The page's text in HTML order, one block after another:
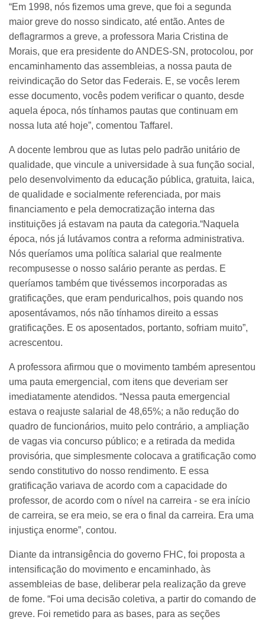
“Em 1998, nós fizemos uma greve, que foi a segunda
maior greve do nosso sindicato, até então. Antes de
deflagrarmos a greve, a professora Maria Cristina de
Morais, que era presidente do ANDES-SN, protocolou, por
encaminhamento das assembleias, a nossa pauta de
reivindicação do Setor das Federais. E, se vocês lerem
esse documento, vocês podem verificar o quanto, desde
aquela época, nós tínhamos pautas que continuam em
nossa luta até hoje”, comentou Taffarel.
A docente lembrou que as lutas pelo padrão unitário de
qualidade, que vincule a universidade à sua função social,
pelo desenvolvimento da educação pública, gratuita, laica,
de qualidade e socialmente referenciada, por mais
financiamento e pela democratização interna das
instituições já estavam na pauta da categoria.“Naquela
época, nós já lutávamos contra a reforma administrativa.
Nós queríamos uma política salarial que realmente
recompusesse o nosso salário perante as perdas. E
queríamos também que tivéssemos incorporadas as
gratificações, que eram penduricalhos, pois quando nos
aposentávamos, nós não tínhamos direito a essas
gratificações. E os aposentados, portanto, sofriam muito”,
acrescentou.
A professora afirmou que o movimento também apresentou
uma pauta emergencial, com itens que deveriam ser
imediatamente atendidos. “Nessa pauta emergencial
estava o reajuste salarial de 48,65%; a não redução do
quadro de funcionários, muito pelo contrário, a ampliação
de vagas via concurso público; e a retirada da medida
provisória, que simplesmente colocava a gratificação como
sendo constitutivo do nosso rendimento. E essa
gratificação variava de acordo com a capacidade do
professor, de acordo com o nível na carreira - se era início
de carreira, se era meio, se era o final da carreira. Era uma
injustiça enorme”, contou.
Diante da intransigência do governo FHC, foi proposta a
intensificação do movimento e encaminhado, às
assembleias de base, deliberar pela realização da greve
de fome. “Foi uma decisão coletiva, a partir do comando de
greve. Foi remetido para as bases, para as seções